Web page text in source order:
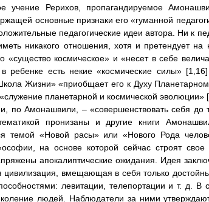
учение Рерихов, пропагандируемое
основные признаки его «гуманной
педагогические идеи автора. Ни к
никакого отношения, хотя и претендует на
космическое» и «несет в себе
ребенке есть некие «космические силы»
Жизни» «приобщает его к Духу
планетарной и космической эволюции»
по Амонашвили, – «совершенствовать себя до
пронизаны и другие книги
темой «Новой расы» или «Нового Рода
на основе которой сейчас строят свое
апокалиптические ожидания. Идея
цивилизация, вмещающая в себя только
левитации, телепортации и т. д. В
людей. Наблюдатели за ними